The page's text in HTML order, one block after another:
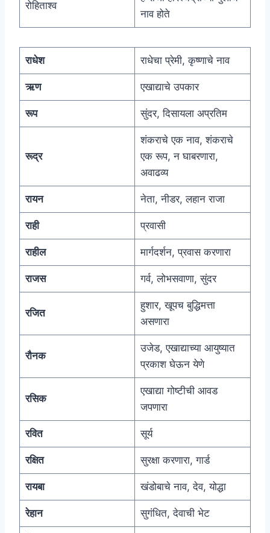
रोहिताश्व
नाव होते
राधेश राधेचा प्रेमी, कृष्णाचे नाव
ऋण एखाद्याचे उपकार
रूप सुंदर, दिसायला अप्रतिम
रूद्र
शंकराचे एक नाव, शंकराचे
एक रूप, न घाबरणारा,
अवाढव्य
रायन नेता, नीडर, लहान राजा
राही प्रवासी
राहील मार्गदर्शन, प्रवास करणारा
राजस गर्व, लोभसवाणा, सुंदर
रजित
हुशार, खूपच बुद्धिमत्ता
असणारा
रौनक
उजेड, एखाद्याच्या आयुष्यात
प्रकाश घेऊन येणे
रसिक
एखाद्या गोष्टीची आवड
जपणारा
रवित सूर्य
रक्षित सुरक्षा करणारा, गार्ड
रायबा खंडोबाचे नाव, देव, योद्धा
रेहान सुगंधित, देवाची भेट